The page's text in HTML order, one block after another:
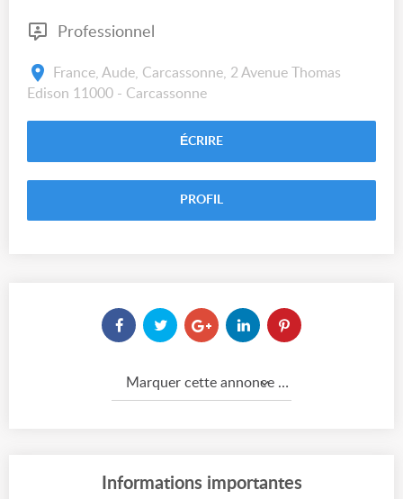
Professionnel
France, Aude, Carcassonne, 2 Avenue Thomas
Edison 11000 - Carcassonne
ÉCRIRE
PROFIL
Marquer cette annonce comme...
Informations importantes